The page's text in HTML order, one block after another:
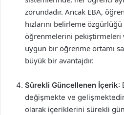
zorundadır. Ancak EBA,
hızlarını belirleme
öğrenmelerini pekiştirmeleri
uygun bir öğrenme ortamı
büyük bir avantajdır.
Sürekli Güncellenen İçerik:
değişmekte ve
olarak içeriklerini sürekli